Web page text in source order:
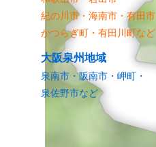
紀の川市・海南市・有田市
かつらぎ町・有田川町など
大阪泉州地域
泉南市・阪南市・岬町・
泉佐野市など